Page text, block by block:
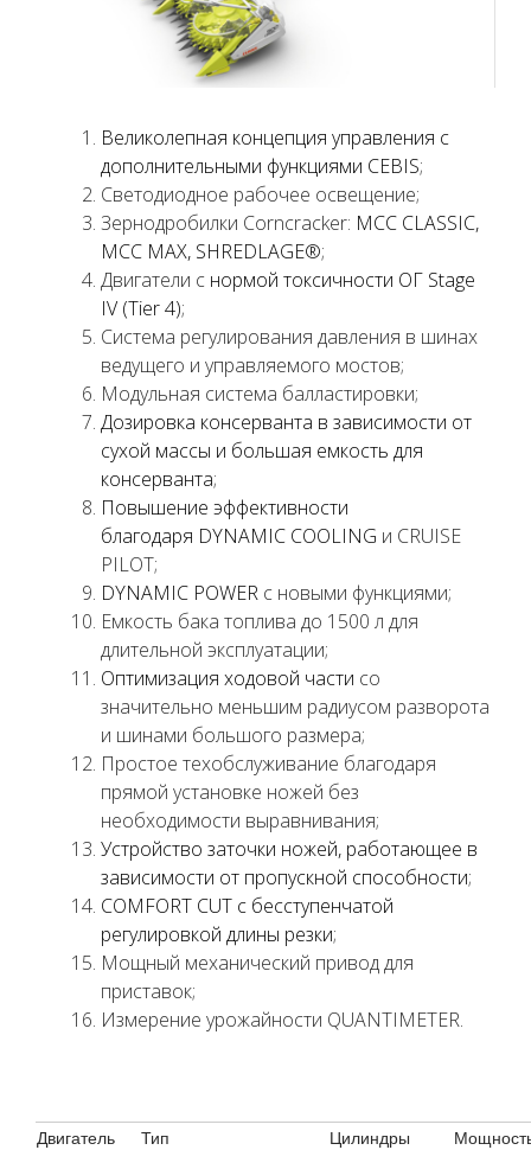
Великолепная концепция управления с
дополнительными функциями CEBIS;
Светодиодное рабочее освещение;
Зернодробилки Corncracker: MCC CLASSIC,
MCC MAX, SHREDLAGE®;
Двигатели с нормой токсичности ОГ Stage
IV (Tier 4);
Система регулирования давления в шинах
ведущего и управляемого мостов;
Модульная система балластировки;
Дозировка консерванта в зависимости от
сухой массы и большая емкость для
консерванта;
Повышение эффективности
благодаря DYNAMIC COOLING и CRUISE
PILOT;
DYNAMIC POWER с новыми функциями;
Емкость бака топлива до 1500 л для
длительной эксплуатации;
Оптимизация ходовой части со
значительно меньшим радиусом разворота
и шинами большого размера;
Простое техобслуживание благодаря
прямой установке ножей без
необходимости выравнивания;
Устройство заточки ножей, работающее в
зависимости от пропускной способности;
COMFORT CUT с бесступенчатой
регулировкой длины резки;
Мощный механический привод для
приставок;
Измерение урожайности QUANTIMETER.
Двигатель Тип Цилиндры